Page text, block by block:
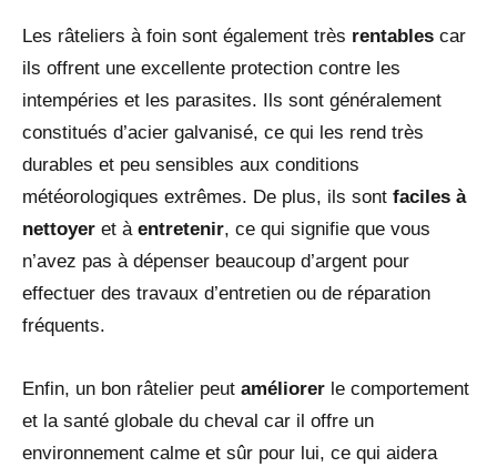
Les râteliers à foin sont également très rentables car
ils offrent une excellente protection contre les
intempéries et les parasites. Ils sont généralement
constitués d’acier galvanisé, ce qui les rend très
durables et peu sensibles aux conditions
météorologiques extrêmes. De plus, ils sont faciles à
nettoyer et à entretenir, ce qui signifie que vous
n’avez pas à dépenser beaucoup d’argent pour
effectuer des travaux d’entretien ou de réparation
fréquents.
Enfin, un bon râtelier peut améliorer le comportement
et la santé globale du cheval car il offre un
environnement calme et sûr pour lui, ce qui aidera